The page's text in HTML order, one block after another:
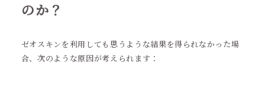
のか？
ゼオスキンを利用しても思うような結果を得られなかった場
合、次のような原因が考えられます：